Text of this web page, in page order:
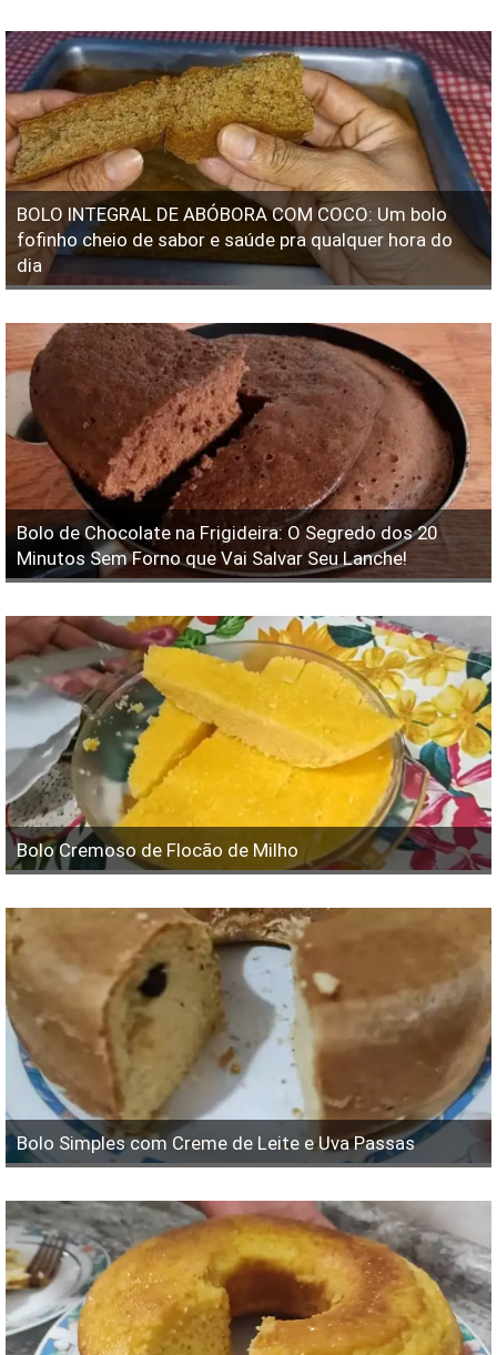
BOLO INTEGRAL DE ABÓBORA COM COCO: Um bolo
fofinho cheio de sabor e saúde pra qualquer hora do
dia
Bolo de Chocolate na Frigideira: O Segredo dos 20
Minutos Sem Forno que Vai Salvar Seu Lanche!
Bolo Cremoso de Flocão de Milho
Bolo Simples com Creme de Leite e Uva Passas